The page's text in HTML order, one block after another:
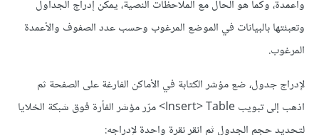
وأعمدة، وكما هو الحال مع الملاحظات النصية، يمكن إدراج الجداول
وتعبئتها بالبيانات في الموضع المرغوب وحسب عدد الصفوف والأعمدة
المرغوب.
لإدراج جدول، ضع مؤشر الكتابة في الأماكن الفارغة على الصفحة ثم
اذهب إلى تبويب Insert> Table> مرّر مؤشر الفأرة فوق شبكة الخلايا
لتحديد حجم الجدول ثم انقر نقرة واحدة لإدراجه: